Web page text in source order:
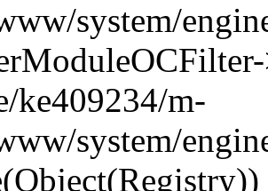
system/
ke409234/m-
system/